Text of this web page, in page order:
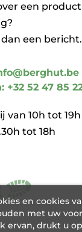
een
een bericht.
+32 52 47 85
van 10h tot 19h
tot 18h
en cookies
met uw
drukt u